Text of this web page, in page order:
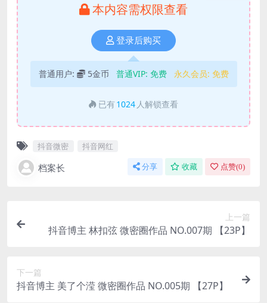
本内容需权限查看
登录后购买
普通用户: 5金币 普通VIP: 免费 永久会员: 免费
已有 1024 人解锁查看
抖音微密 抖音网红
档案长 分享 收藏 点赞(0)
上一篇
抖音博主 林扣弦 微密圈作品 NO.007期 【23P】
下一篇
抖音博主 美了个滢 微密圈作品 NO.005期 【27P】